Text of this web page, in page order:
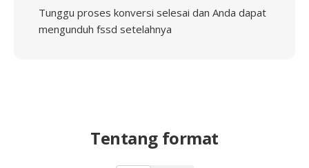
Tunggu proses konversi selesai dan Anda dapat
mengunduh fssd setelahnya
Tentang format